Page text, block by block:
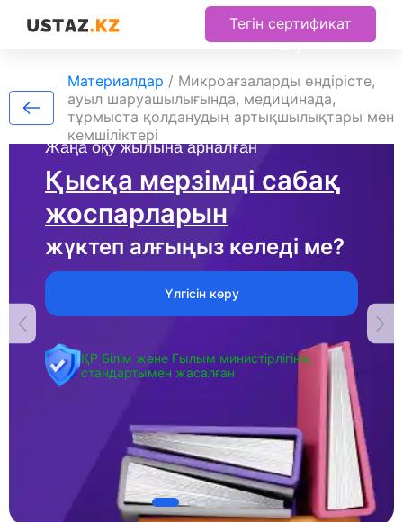
Тегін сертификат
алу
Жаңа оқу жылына арналған
Қысқа мерзімді сабақ
жоспарларын
жүктеп алғыңыз келеді ме?
Үлгісін көру
ҚР Білім және Ғылым министірлігінің
стандартымен жасалған
Материалдар / Микроағзаларды өндірісте,
ауыл шаруашылығында, медицинада,
тұрмыста қолданудың артықшылықтары мен
кемшіліктері